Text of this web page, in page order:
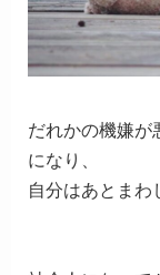
だれかの機嫌が
になり、
自分はあとまわ